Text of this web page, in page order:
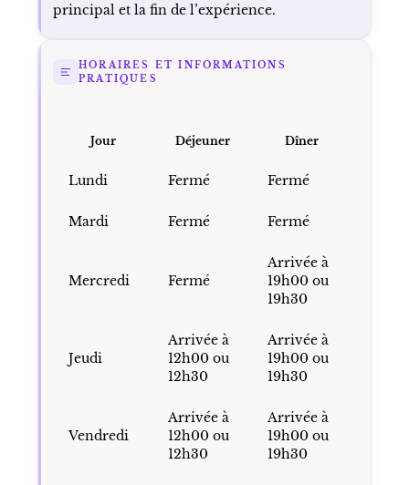
principal et la fin de l’expérience.
HORAIRES ET INFORMATIONS
PRATIQUES
Jour Déjeuner Dîner
Lundi Fermé Fermé
Mardi Fermé Fermé
Mercredi Fermé
Arrivée à
19h00 ou
19h30
Jeudi
Arrivée à
12h00 ou
12h30
Arrivée à
19h00 ou
19h30
Vendredi
Arrivée à
12h00 ou
12h30
Arrivée à
19h00 ou
19h30